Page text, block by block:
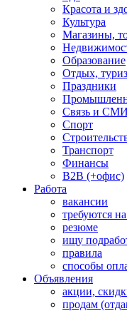
Красота и
Культура
Магазины,
Образование
Отдых,
Праздники
Связь и СМИ
Спорт
Транспорт
Финансы
B2B (+офис)
Работа
вакансии
требуются
резюме
ищу
правила
способы
Объявления
акции,
продам